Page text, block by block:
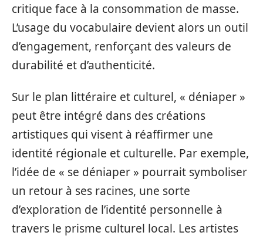
critique face à la consommation de masse.
L’usage du vocabulaire devient alors un outil
d’engagement, renforçant des valeurs de
durabilité et d’authenticité.
Sur le plan littéraire et culturel, « déniaper »
peut être intégré dans des créations
artistiques qui visent à réaffirmer une
identité régionale et culturelle. Par exemple,
l’idée de « se déniaper » pourrait symboliser
un retour à ses racines, une sorte
d’exploration de l’identité personnelle à
travers le prisme culturel local. Les artistes